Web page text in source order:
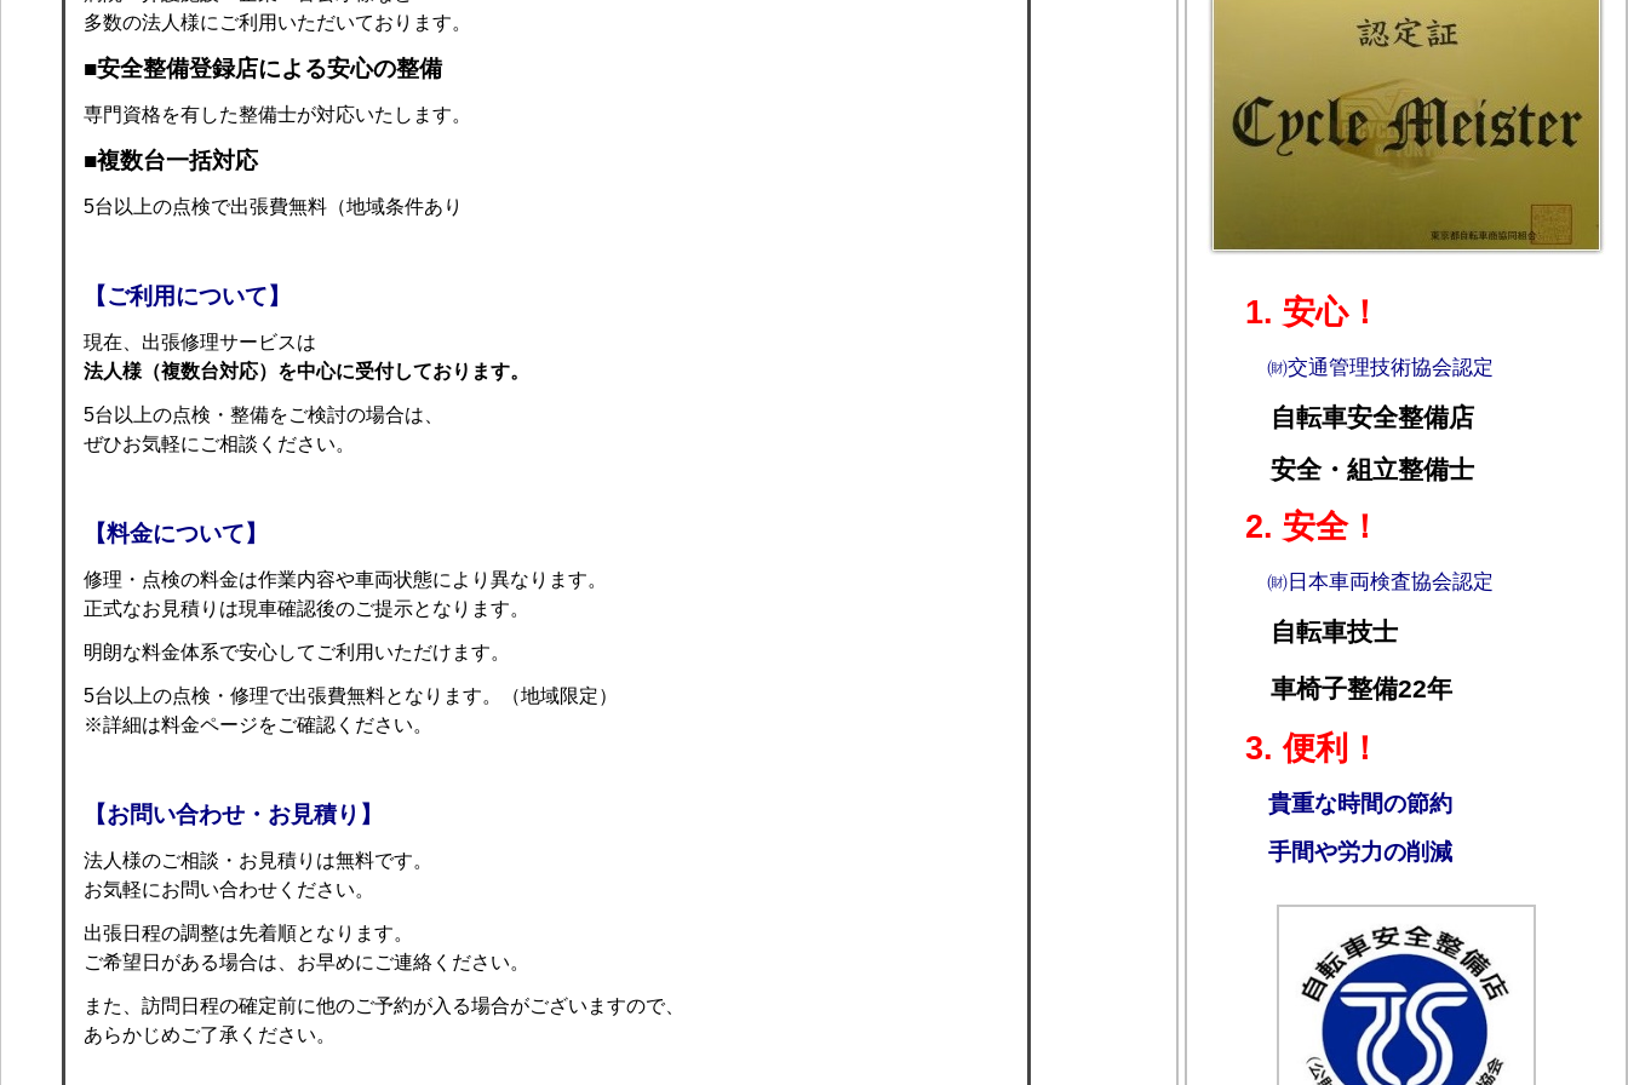
多数の法人様にご利用いただいております。
■安全整備登録店による安心の整備
専門資格を有した整備士が対応いたします。
■複数台一括対応
5台以上の点検で出張費無料（地域条件あり
【ご利用について】
現在、出張修理サービスは
法人様（複数台対応）を中心に受付しております。
5台以上の点検・整備をご検討の場合は、
ぜひお気軽にご相談ください。
【料金について】
修理・点検の料金は作業内容や車両状態により異なります。
正式なお見積りは現車確認後のご提示となります。
明朗な料金体系で安心してご利用いただけます。
5台以上の点検・修理で出張費無料となります。（地域限定）
※詳細は料金ページをご確認ください。
【お問い合わせ・お見積り】
法人様のご相談・お見積りは無料です。
お気軽にお問い合わせください。
出張日程の調整は先着順となります。
ご希望日がある場合は、お早めにご連絡ください。
また、訪問日程の確定前に他のご予約が入る場合がございますので、
あらかじめご了承ください。
1. 安心！
㈶交通管理技術協会認定
自転車安全整備店
安全・組立整備士
2. 安全！
㈶日本車両検査協会認定
自転車技士
車椅子整備22年
3. 便利！
貴重な時間の節約
手間や労力の削減